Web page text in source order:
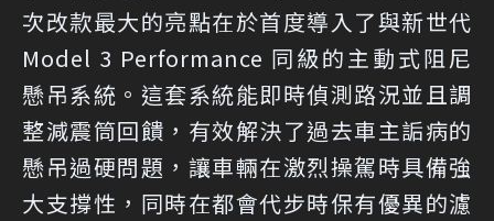
次改款最大的亮點在於首度導入了與新世代
Model 3 Performance 同級的主動式阻尼
懸吊系統。這套系統能即時偵測路況並且調
整減震筒回饋，有效解決了過去車主詬病的
懸吊過硬問題，讓車輛在激烈操駕時具備強
大支撐性，同時在都會代步時保有優異的濾